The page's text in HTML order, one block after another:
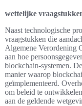
wettelijke
Naast technologische
vraagstukken die
Algemene Verordening
aan hoe
blockchain-systemen.
manier waarop
geïmplementeerd.
om beleid te
aan de geldende